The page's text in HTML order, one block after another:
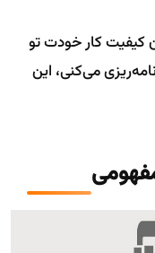
کیفیت کار خودت تو
می‌کنی، این